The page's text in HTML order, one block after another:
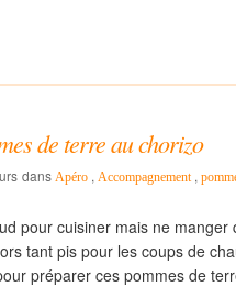
de terre au chorizo
dans Apéro , Accompagnement ,
pour cuisiner mais ne manger
tant pis pour les coups de
préparer ces pommes de